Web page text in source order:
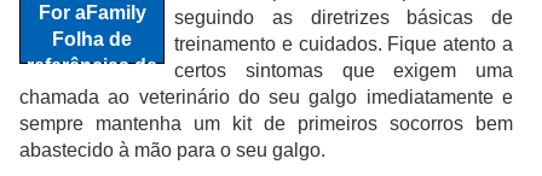
seguindo as diretrizes básicas de
treinamento e cuidados. Fique atento a
certos sintomas que exigem uma
chamada ao veterinário do seu galgo imediatamente e
sempre mantenha um kit de primeiros socorros bem
abastecido à mão para o seu galgo.